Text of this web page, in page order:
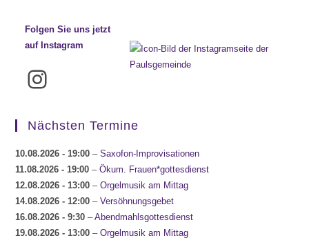
Folgen Sie uns jetzt
auf Instagram
Instagram
Nächsten Termine
10.08.2026 - 19:00 –Saxofon-Improvisationen
11.08.2026 - 19:00 –Ökum. Frauen*gottesdienst
12.08.2026 - 13:00 –Orgelmusik am Mittag
14.08.2026 - 12:00 –Versöhnungsgebet
16.08.2026 - 9:30 –Abendmahlsgottesdienst
19.08.2026 - 13:00 –Orgelmusik am Mittag